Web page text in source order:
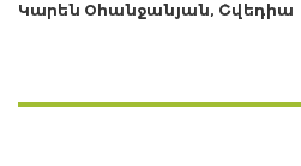
Կարեն Օհանջանյան, Շվեդիա